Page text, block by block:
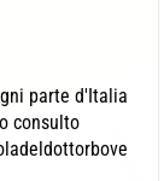
parte d'Italia
consulto